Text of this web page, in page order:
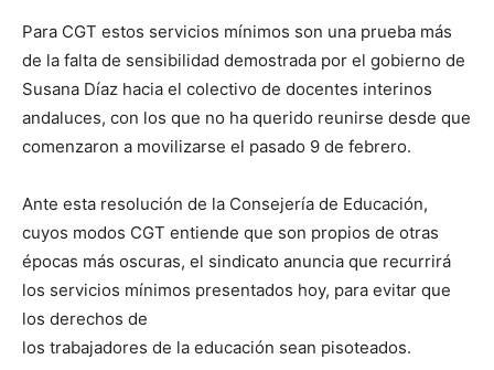
Para CGT estos servicios mínimos son una prueba más
de la falta de sensibilidad demostrada por el gobierno de
Susana Díaz hacia el colectivo de docentes interinos
andaluces, con los que no ha querido reunirse desde que
comenzaron a movilizarse el pasado 9 de febrero.
Ante esta resolución de la Consejería de Educación,
cuyos modos CGT entiende que son propios de otras
épocas más oscuras, el sindicato anuncia que recurrirá
los servicios mínimos presentados hoy, para evitar que
los derechos de
los trabajadores de la educación sean pisoteados.